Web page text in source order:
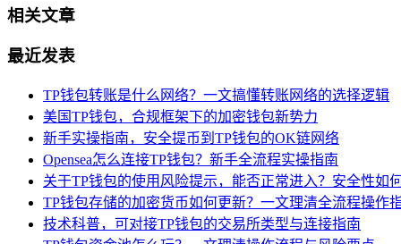
相关文章
最近发表
TP钱包转账是什么网络？一文搞懂转账网络的选择逻辑
美国TP钱包，合规框架下的加密钱包新势力
新手实操指南，安全提币到TP钱包的OK链网络
Opensea怎么连接TP钱包？新手全流程实操指南
关于TP钱包的使用风险提示，能否正常进入？安全性如何
TP钱包存储的加密货币如何更新？一文理清全流程操作
技术科普，可对接TP钱包的交易所类型与连接指南